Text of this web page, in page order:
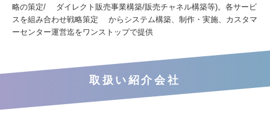
略の策定/ ダイレクト販売事業構築/販売チャネル構築等)。各サービ
スを組み合わせ戦略策定 からシステム構築、制作・実施、カスタマ
ーセンター運営迄をワンストップで提供
取扱い紹介会社